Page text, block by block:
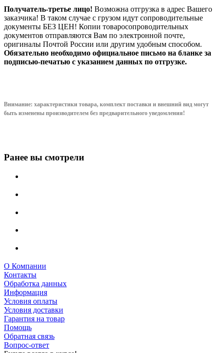
Получатель-третье лицо! Возможна отгрузка в адрес Вашего
заказчика! В таком случае с грузом идут сопроводительные
документы БЕЗ ЦЕН! Копии товаросопроводительных
документов отправляются Вам по электронной почте,
оригиналы Почтой России или другим удобным способом.
Обязательно необходимо официальное письмо на бланке за
подписью-печатью с указанием данных по отгрузке.
Внимание: характеристики товара, комплект поставки и внешний вид могут
быть изменены производителем без предварительного уведомления!
Ранее вы смотрели
О Компании
Контакты
Обработка данных
Информация
Условия оплаты
Условия доставки
Гарантия на товар
Помощь
Обратная связь
Вопрос-ответ